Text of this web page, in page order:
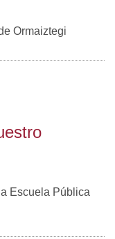
Ormaiztegi
Escuela Pública